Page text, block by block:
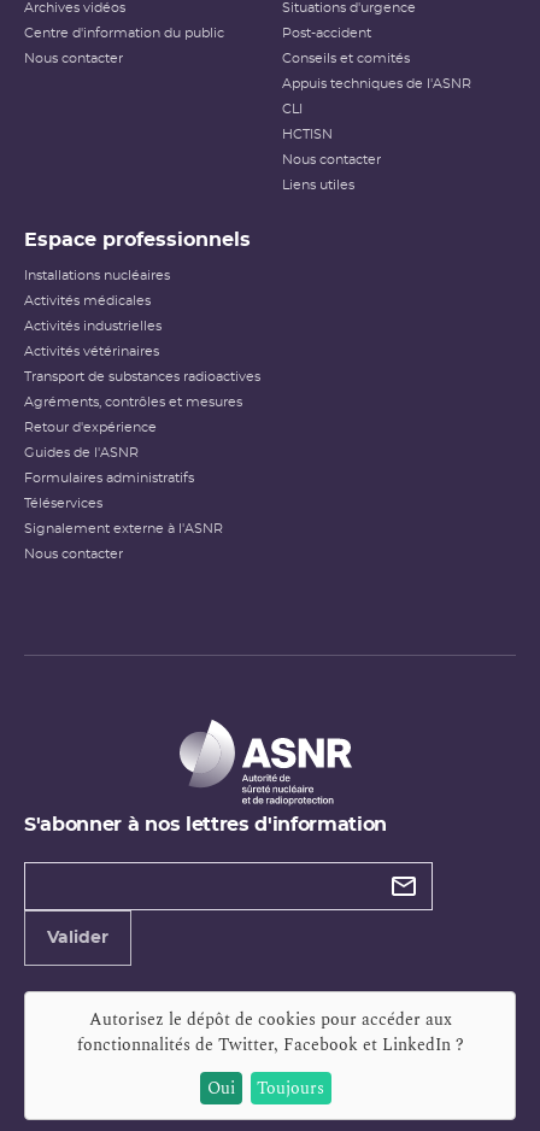
Archives vidéos
Centre d'information du public
Nous contacter
Situations d'urgence
Post-accident
Conseils et comités
Appuis techniques de l'ASNR
CLI
HCTISN
Nous contacter
Liens utiles
Espace professionnels
Installations nucléaires
Activités médicales
Activités industrielles
Activités vétérinaires
Transport de substances radioactives
Agréments, contrôles et mesures
Retour d'expérience
Guides de l'ASNR
Formulaires administratifs
Téléservices
Signalement externe à l'ASNR
Nous contacter
S'abonner à nos lettres d'information
Types de
Valider
Autorisez le dépôt de cookies pour accéder aux
fonctionnalités de Twitter, Facebook et LinkedIn?
Oui
Toujours